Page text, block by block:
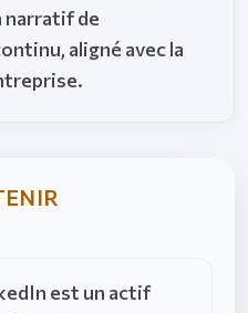
narratif de
aligné avec la
est un actif